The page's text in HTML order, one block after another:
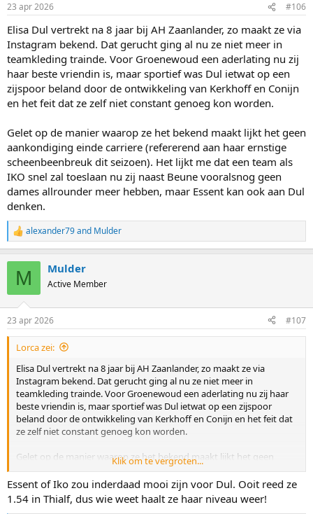
s
23 apr 2026 #106
Elisa Dul vertrekt na 8 jaar bij AH Zaanlander, zo maakt ze via
Instagram bekend. Dat gerucht ging al nu ze niet meer in
teamkleding trainde. Voor Groenewoud een aderlating nu zij
haar beste vriendin is, maar sportief was Dul ietwat op een
zijspoor beland door de ontwikkeling van Kerkhoff en Conijn
en het feit dat ze zelf niet constant genoeg kon worden.
Gelet op de manier waarop ze het bekend maakt lijkt het geen
aankondiging einde carriere (refererend aan haar ernstige
scheenbeenbreuk dit seizoen). Het lijkt me dat een team als
IKO snel zal toeslaan nu zij naast Beune vooralsnog geen
dames allrounder meer hebben, maar Essent kan ook aan Dul
denken.
R
e
s
:
alexander79and Mulder
M Mulder
Active Member
23 apr 2026 #107
Lorca zei:
Elisa Dul vertrekt na 8 jaar bij AH Zaanlander, zo maakt ze via
Instagram bekend. Dat gerucht ging al nu ze niet meer in
teamkleding trainde. Voor Groenewoud een aderlating nu zij haar
beste vriendin is, maar sportief was Dul ietwat op een zijspoor
beland door de ontwikkeling van Kerkhoff en Conijn en het feit dat
ze zelf niet constant genoeg kon worden.
Gelet op de manier waarop ze het bekend maakt lijkt het geen
aankondiging einde carriere (refererend aan haar ernstige
scheenbeenbreuk dit seizoen). Het lijkt me dat een team als IKO
snel zal toeslaan nu zij naast Beune vooralsnog geen dames
allrounder meer hebben, maar Essent kan ook aan Dul denken.
Klik om te vergroten...
Essent of Iko zou inderdaad mooi zijn voor Dul. Ooit reed ze
1.54 in Thialf, dus wie weet haalt ze haar niveau weer!